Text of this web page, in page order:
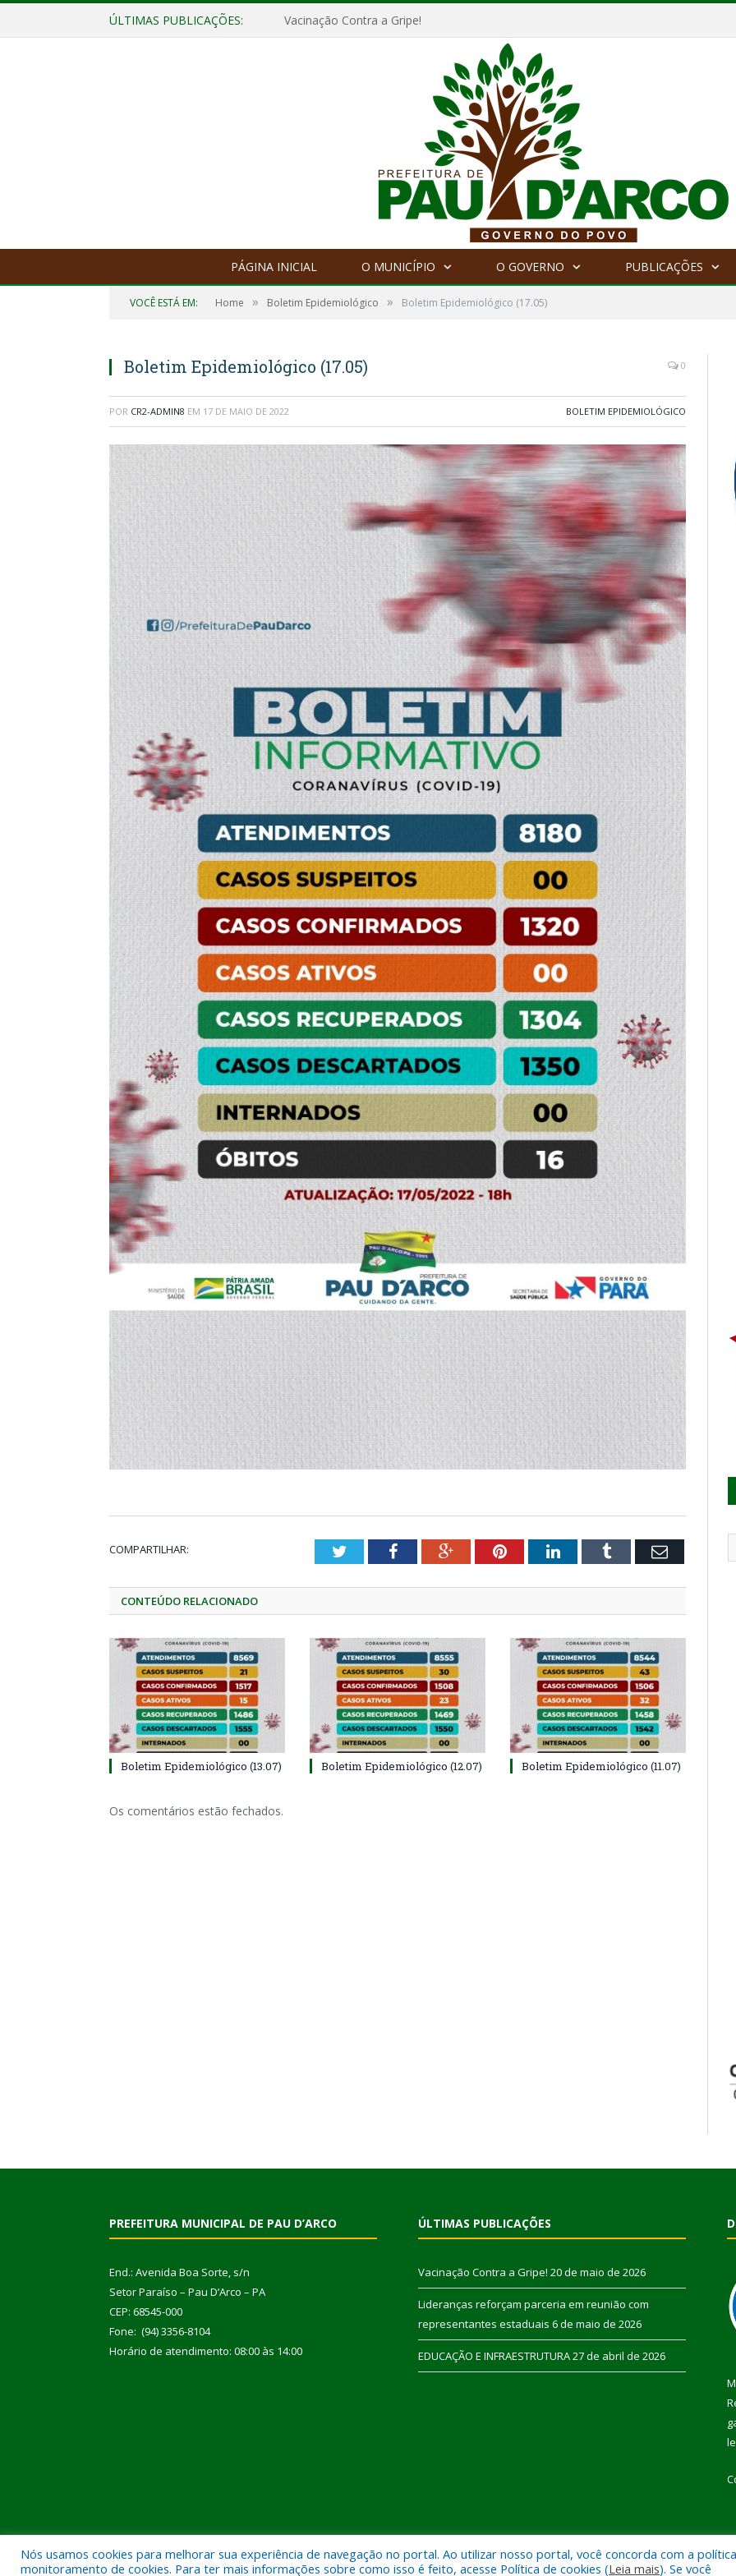
ÚLTIMAS PUBLICAÇÕES: Vacinação Contra a Gripe!
PÁGINA INICIAL O MUNICÍPIO O GOVERNO PUBLICAÇÕES
VOCÊ ESTÁ EM: Home » Boletim Epidemiológico » Boletim Epidemiológico (17.05)
Boletim Epidemiológico (17.05) 0
POR CR2-ADMIN8 EM 17 DE MAIO DE 2022 BOLETIM EPIDEMIOLÓGICO
COMPARTILHAR: TwitterFacebookGoogle+PinterestLinkedInTumblr Email
CONTEÚDO RELACIONADO
Boletim Epidemiológico (13.07) Boletim Epidemiológico (12.07) Boletim Epidemiológico (11.07)
Os comentários estão fechados.
PREFEITURA MUNICIPAL DE PAU D’ARCO
End.: Avenida Boa Sorte, s/n
Setor Paraíso – Pau D’Arco – PA
CEP: 68545-000
Fone: (94) 3356-8104
Horário de atendimento: 08:00 às 14:00
ÚLTIMAS PUBLICAÇÕES
Vacinação Contra a Gripe! 20 de maio de 2026
Lideranças reforçam parceria em reunião com
representantes estaduais 6 de maio de 2026
EDUCAÇÃO E INFRAESTRUTURA27 de abril de 2026
Todos os direitos reservados a Prefeitura Municipal de Pau D’Arco. Mapa do Site
Nós usamos cookies para melhorar sua experiência de navegação no portal. Ao utilizar nosso portal, você concorda com a
monitoramento de cookies. Para ter mais informações sobre como isso é feito, acesse Política de cookies (Leia mais). Se você